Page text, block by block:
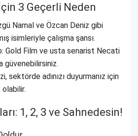
3 Geçerli Neden
Namal ve Özcan Deniz gibi
isimleriyle çalışma şansı.
Gold Film ve usta senarist Necati
güvenebilirsiniz.
sektörde adınızı duyurmanız için
1, 2, 3 ve Sahnedesin!